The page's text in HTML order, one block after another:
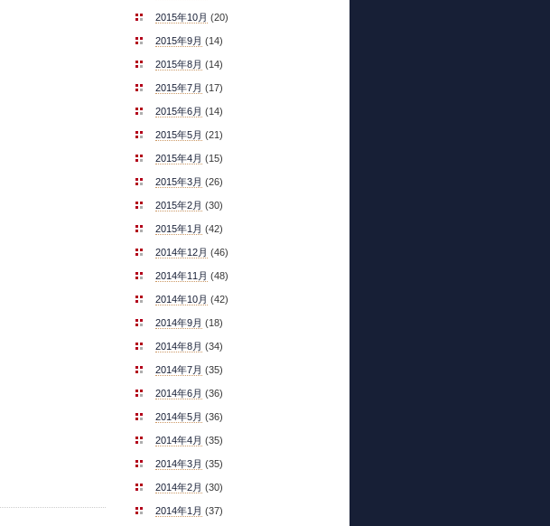
2015年10月 (20)
2015年9月 (14)
2015年8月 (14)
2015年7月 (17)
2015年6月 (14)
2015年5月 (21)
2015年4月 (15)
2015年3月 (26)
2015年2月 (30)
2015年1月 (42)
2014年12月 (46)
2014年11月 (48)
2014年10月 (42)
2014年9月 (18)
2014年8月 (34)
2014年7月 (35)
2014年6月 (36)
2014年5月 (36)
2014年4月 (35)
2014年3月 (35)
2014年2月 (30)
2014年1月 (37)